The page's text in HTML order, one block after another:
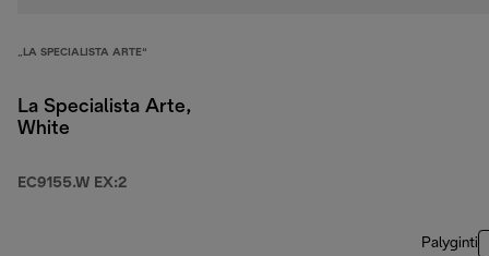
„LA SPECIALISTA ARTE“
La Specialista Arte,
White
EC9155.W EX:2
Palyginti